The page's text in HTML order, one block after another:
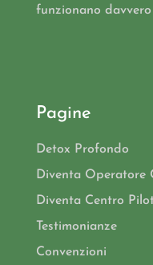
funzionano davvero
Pagine
Detox Profondo
Diventa Operatore
Diventa Centro
Testimonianze
Convenzioni